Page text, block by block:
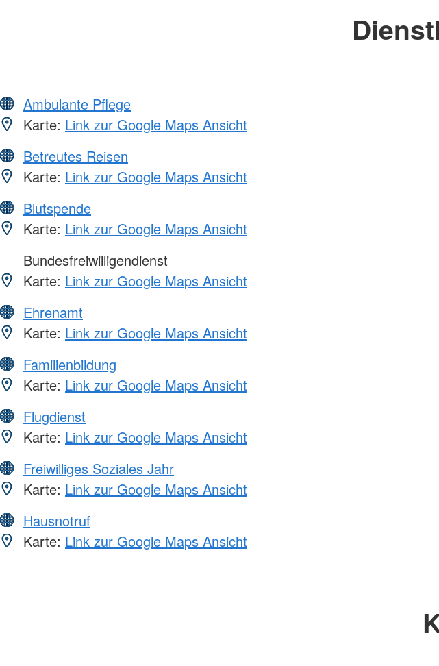
Ambulante Pflege
Karte: Link zur Google Maps Ansicht
Betreutes Reisen
Karte: Link zur Google Maps Ansicht
Blutspende
Karte: Link zur Google Maps Ansicht
Bundesfreiwilligendienst
Karte: Link zur Google Maps Ansicht
Ehrenamt
Karte: Link zur Google Maps Ansicht
Familienbildung
Karte: Link zur Google Maps Ansicht
Flugdienst
Karte: Link zur Google Maps Ansicht
Freiwilliges Soziales Jahr
Karte: Link zur Google Maps Ansicht
Hausnotruf
Karte: Link zur Google Maps Ansicht